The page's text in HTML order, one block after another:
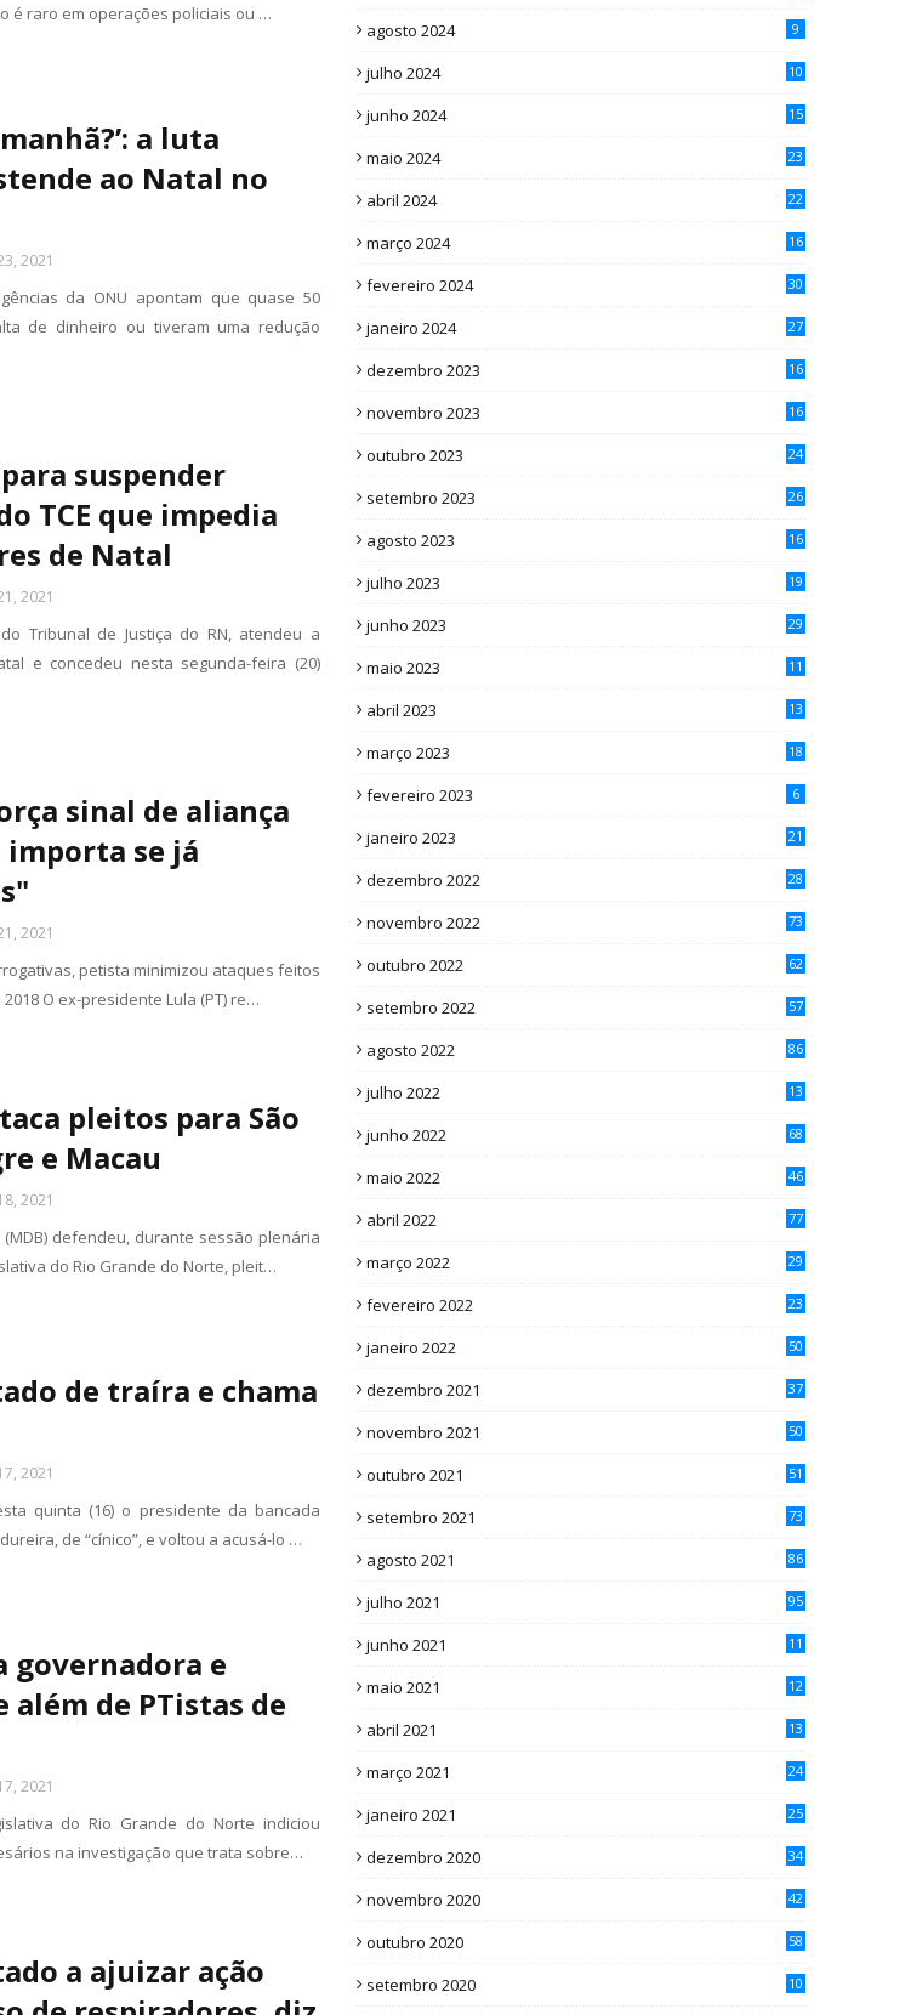
é raro em operações policiais ou …
a luta
ao Natal no
2021
da ONU apontam que quase 50
de dinheiro ou tiveram uma redução
suspender
TCE que impedia
de Natal
2021
Tribunal de Justiça do RN, atendeu a
e concedeu nesta segunda-feira (20)
sinal de aliança
se já
2021
petista minimizou ataques feitos
O ex-presidente Lula (PT) re…
pleitos para São
e Macau
2021
defendeu, durante sessão plenária
do Rio Grande do Norte, pleit…
de traíra e chama
2021
quinta (16) o presidente da bancada
de “cínico”, e voltou a acusá-lo …
governadora e
além de PTistas de
2021
do Rio Grande do Norte indiciou
na investigação que trata sobre…
a ajuizar ação
agosto 2024 9
julho 2024 10
junho 2024 15
maio 2024 23
abril 2024 22
março 2024 16
fevereiro 2024 30
janeiro 2024 27
dezembro 2023 16
novembro 2023 16
outubro 2023 24
setembro 2023 26
agosto 2023 16
julho 2023 19
junho 2023 29
maio 2023 11
abril 2023 13
março 2023 18
fevereiro 2023 6
janeiro 2023 21
dezembro 2022 28
novembro 2022 73
outubro 2022 62
setembro 2022 57
agosto 2022 86
julho 2022
13
junho 2022 68
maio 2022 46
abril 2022 77
março 2022 29
fevereiro 2022 23
janeiro 2022 50
dezembro 2021 37
novembro 2021 50
outubro 2021 51
setembro 2021 73
agosto 2021 86
julho 2021 95
junho 2021
11
maio 2021
12
abril 2021
13
março 2021 24
janeiro 2021 25
dezembro 2020 34
novembro 2020 42
outubro 2020 58
setembro 2020
10